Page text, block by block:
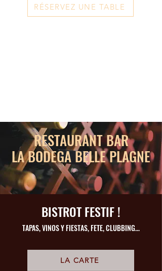
RÉSERVEZ UNE TABLE
RESTAURANT BAR
LA BODEGA BELLE PLAGNE
BISTROT FESTIF !
TAPAS, VINOS Y FIESTAS, FETE, CLUBBING...
LA CARTE